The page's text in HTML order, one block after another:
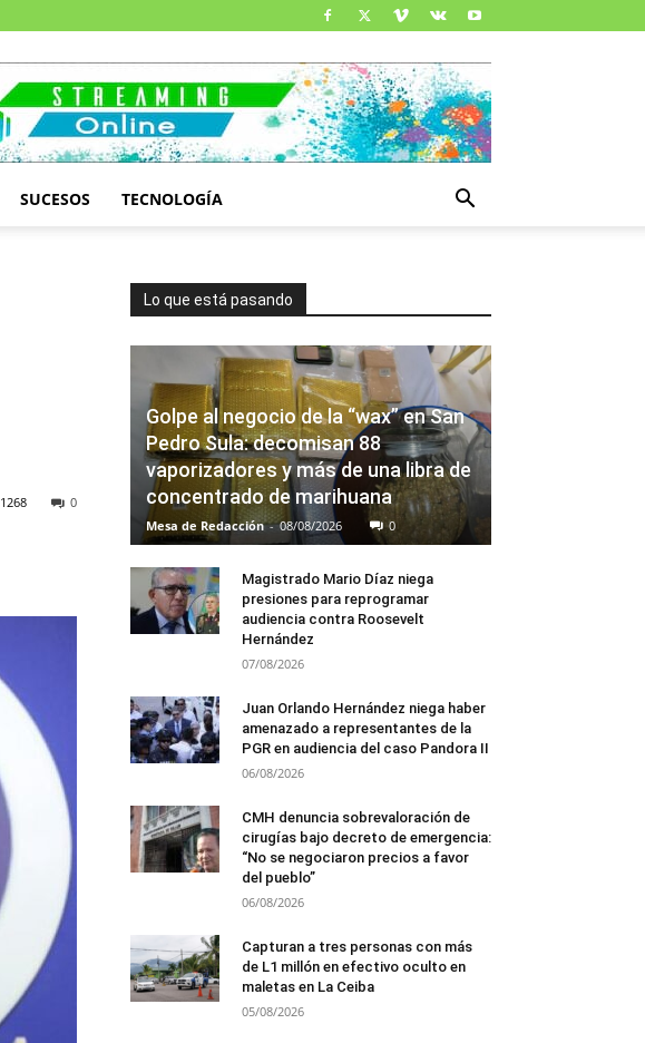
SUCESOS TECNOLOGÍA
0
1268
Lo que está pasando
Golpe al negocio de la “wax” en San
Pedro Sula: decomisan 88
vaporizadores y más de una libra de
concentrado de marihuana
Mesa de Redacción - 08/08/2026 0
Magistrado Mario Díaz niega
presiones para reprogramar
audiencia contra Roosevelt
Hernández
07/08/2026
Juan Orlando Hernández niega haber
amenazado a representantes de la
PGR en audiencia del caso Pandora II
06/08/2026
CMH denuncia sobrevaloración de
cirugías bajo decreto de emergencia:
“No se negociaron precios a favor
del pueblo”
06/08/2026
Capturan a tres personas con más
de L1 millón en efectivo oculto en
maletas en La Ceiba
05/08/2026